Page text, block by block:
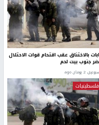
بالاختناق عقب اقتحام قوات الاحتلال
جنوب بيت لحم
فلسطينيات